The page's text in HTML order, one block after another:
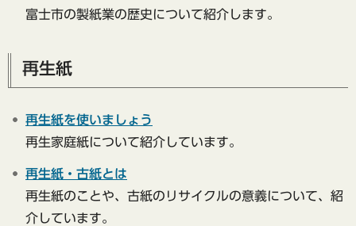
富士市の製紙業の歴史について紹介します。
再生紙
再生紙を使いましょう
再生家庭紙について紹介しています。
再生紙・古紙とは
再生紙のことや、古紙のリサイクルの意義について、紹
介しています。